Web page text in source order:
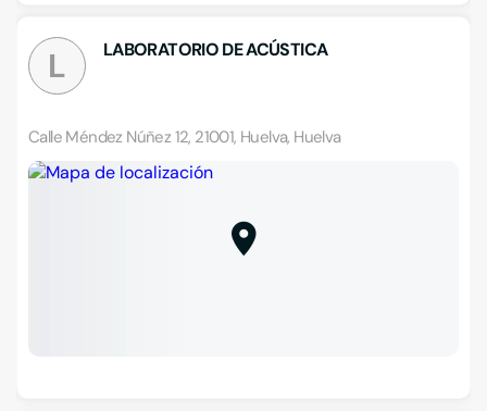
L LABORATORIO DE ACÚSTICA
Calle Méndez Núñez 12, 21001, Huelva, Huelva